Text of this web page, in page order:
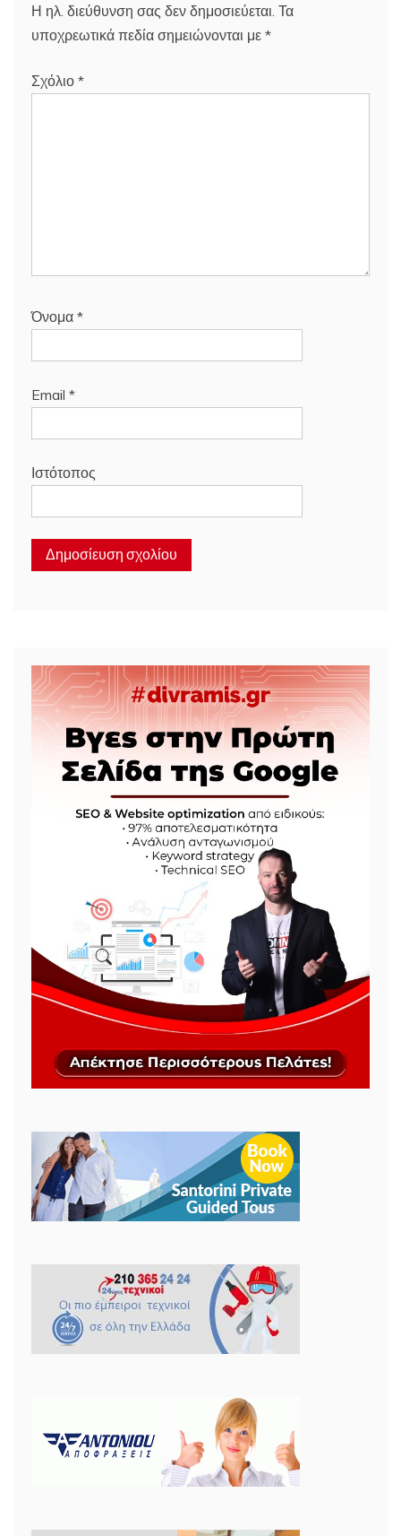
Η ηλ. διεύθυνση σας δεν δημοσιεύεται. Τα
υποχρεωτικά πεδία σημειώνονται με *
Σχόλιο *
Όνομα *
Email *
Ιστότοπος